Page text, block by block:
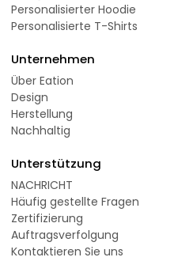
Personalisierter Hoodie
Personalisierte T-Shirts
Unternehmen
Über Eation
Design
Herstellung
Nachhaltig
Unterstützung
NACHRICHT
Häufig gestellte Fragen
Zertifizierung
Auftragsverfolgung
Kontaktieren Sie uns